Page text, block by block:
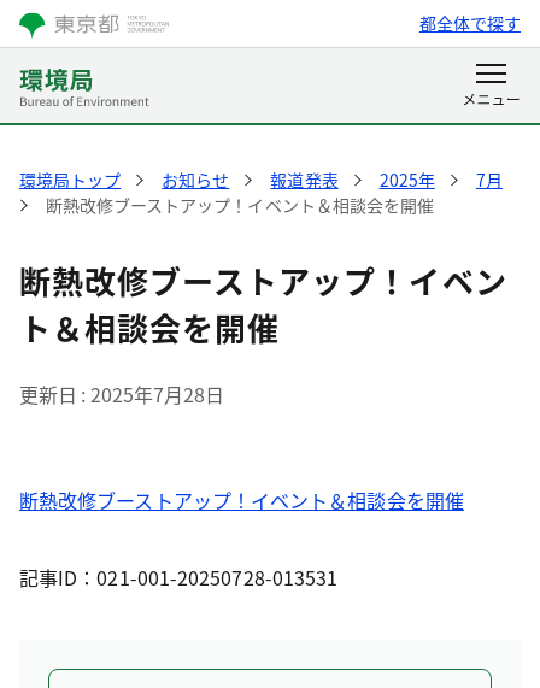
都全体で探す
環境局トップ お知らせ 報道発表 2025年
7月
断熱改修ブーストアップ！イベント＆相談会を開催
断熱改修ブーストアップ！イベン
ト＆相談会を開催
更新日 2025年7月28日
断熱改修ブーストアップ！イベント＆相談会を開催
記事ID：021-001-20250728-013531